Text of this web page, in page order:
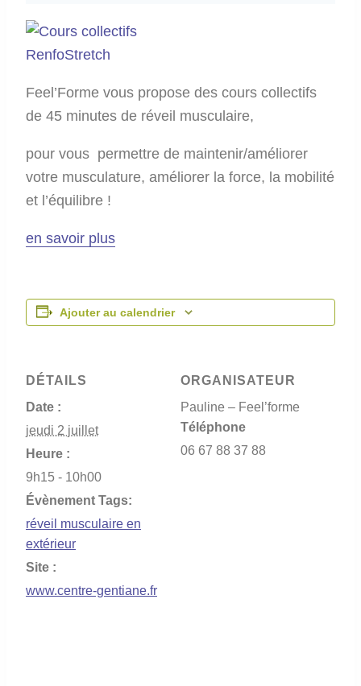
Feel’Forme vous propose des cours collectifs
de 45 minutes de réveil musculaire,
pour vous permettre de maintenir/améliorer
votre musculature, améliorer la force, la mobilité
et l’équilibre !
en savoir plus
Ajouter au calendrier
DÉTAILS
Date :
jeudi 2 juillet
Heure :
9h15 - 10h00
Évènement Tags:
réveil musculaire en
extérieur
Site :
www.centre-gentiane.fr
ORGANISATEUR
Pauline – Feel’forme
Téléphone
06 67 88 37 88